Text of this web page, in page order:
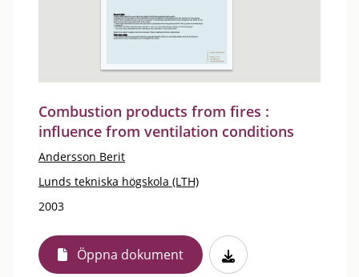
Combustion products from fires :
influence from ventilation conditions
Andersson Berit
Lunds tekniska högskola (LTH)
2003
Öppna dokument